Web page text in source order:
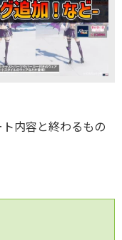
内容と終わるもの